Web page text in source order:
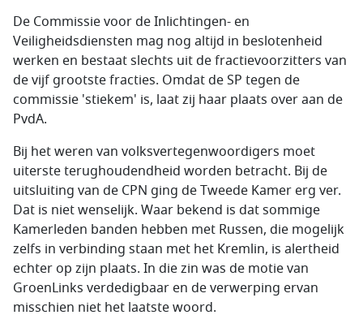
De Commissie voor de Inlichtingen- en
Veiligheidsdiensten mag nog altijd in beslotenheid
werken en bestaat slechts uit de fractievoorzitters van
de vijf grootste fracties. Omdat de SP tegen de
commissie 'stiekem' is, laat zij haar plaats over aan de
PvdA.
Bij het weren van volksvertegenwoordigers moet
uiterste terughoudendheid worden betracht. Bij de
uitsluiting van de CPN ging de Tweede Kamer erg ver.
Dat is niet wenselijk. Waar bekend is dat sommige
Kamerleden banden hebben met Russen, die mogelijk
zelfs in verbinding staan met het Kremlin, is alertheid
echter op zijn plaats. In die zin was de motie van
GroenLinks verdedigbaar en de verwerping ervan
misschien niet het laatste woord.